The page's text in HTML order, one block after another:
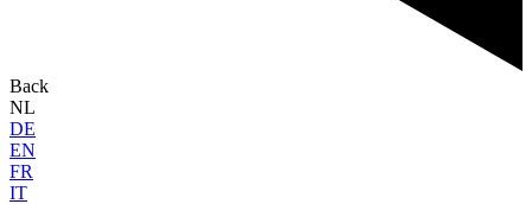
Back
NL
DE
EN
FR
IT